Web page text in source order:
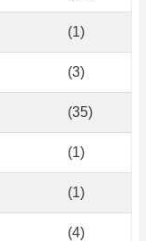
(1)
(3)
(35)
(1)
(1)
(4)